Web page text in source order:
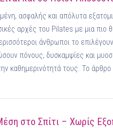
ασφαλής και απόλυτα
αρχές του Pilates με μια πιο
άνθρωποι το
πόνους, δυσκαμψίες και
καθημερινότητά τους. Το άρθρο
στο Σπίτι – Χωρίς